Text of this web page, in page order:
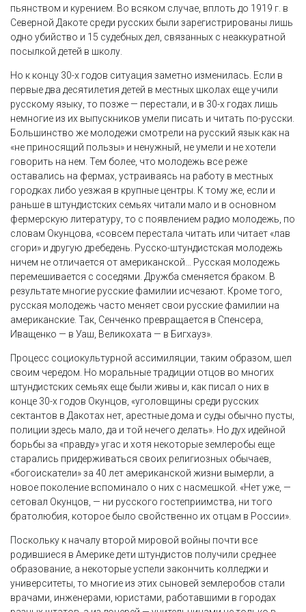
пьянством и курением. Во всяком случае, вплоть до 1919 г. в
Северной Дакоте среди русских были зарегистрированы лишь
одно убийство и 15 судебных дел, связанных с неаккуратной
посылкой детей в школу.
Но к концу 30-х годов ситуация заметно изменилась. Если в
первые два десятилетия детей в местных школах еще учили
русскому языку, то позже — перестали, и в 30-х годах лишь
немногие из их выпускников умели писать и читать по-русски.
Большинство же молодежи смотрели на русский язык как на
«не приносящий пользы» и ненужный, не умели и не хотели
говорить на нем. Тем более, что молодежь все реже
оставались на фермах, устраиваясь на работу в местных
городках либо уезжая в крупные центры. К тому же, если и
раньше в штундистских семьях читали мало и в основном
фермерскую литературу, то с появлением радио молодежь, по
словам Окунцова, «совсем перестала читать или читает «лав
сгори» и другую дребедень. Русско-штундистская молодежь
ничем не отличается от американской… Русская молодежь
перемешивается с соседями. Дружба сменяется браком. В
результате многие русские фамилии исчезают. Кроме того,
русская молодежь часто меняет свои русские фамилии на
американские. Так, Сенченко превращается в Спенсера,
Иващенко — в Уаш, Великохата — в Бигхауз».
Процесс социокультурной ассимиляции, таким образом, шел
своим чередом. Но моральные традиции отцов во многих
штундистских семьях еще были живы и, как писал о них в
конце 30-х годов Окунцов, «уголовщины среди русских
сектантов в Дакотах нет, арестные дома и суды обычно пусты,
полиции здесь мало, да и той нечего делать». Но дух идейной
борьбы за «правду» угас и хотя некоторые землеробы еще
старались придерживаться своих религиозных обычаев,
«богоискатели» за 40 лет американской жизни вымерли, а
новое поколение вспоминало о них с насмешкой. «Нет уже, —
сетовал Окунцов, — ни русского гостеприимства, ни того
братолюбия, которое было свойственно их отцам в России».
Поскольку к началу второй мировой войны почти все
родившиеся в Америке дети штундистов получили среднее
образование, а некоторые успели закончить колледжи и
университеты, то многие из этих сыновей землеробов стали
врачами, инженерами, юристами, работавшими в городах